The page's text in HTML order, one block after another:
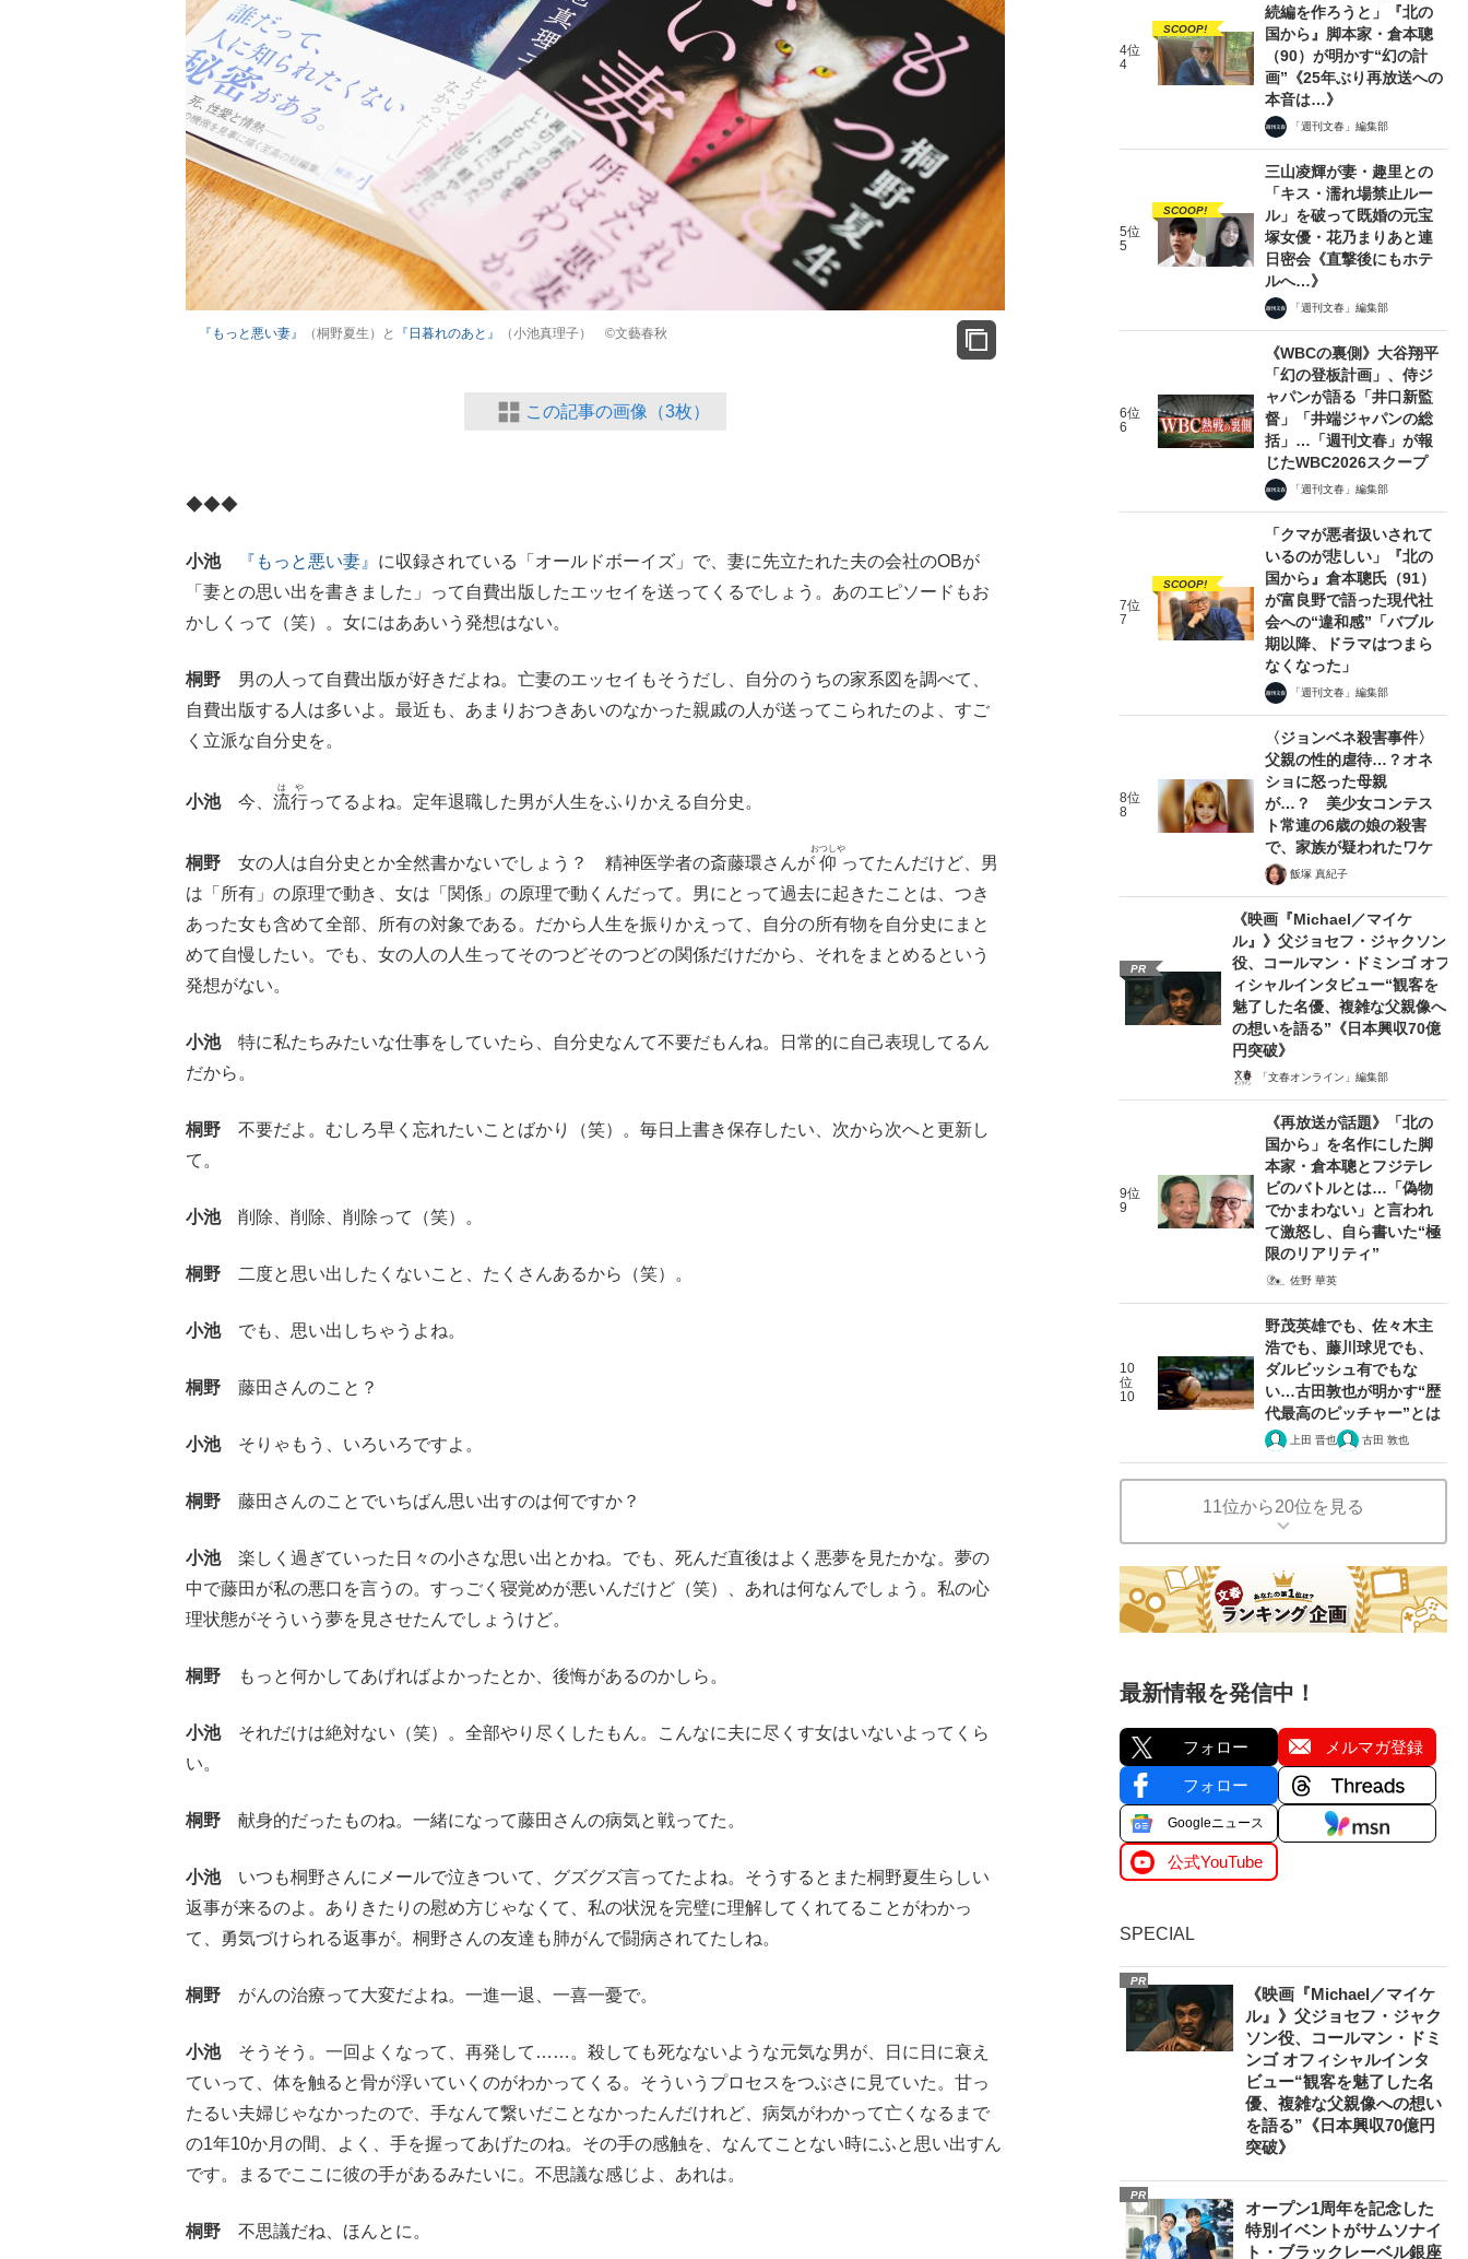
『もっと悪い妻』 （桐野夏生）と 『日暮れのあと』 （小池真理子） ©文藝春秋
この記事の画像（3枚）
◆◆◆
小池 『もっと悪い妻』 に収録されている「オールドボーイズ」で、妻に先立たれた夫の会社のOBが
「妻との思い出を書きました」って自費出版したエッセイを送ってくるでしょう。あのエピソードもお
かしくって（笑）。女にはああいう発想はない。
桐野 男の人って自費出版が好きだよね。亡妻のエッセイもそうだし、自分のうちの家系図を調べて、
自費出版する人は多いよ。最近も、あまりおつきあいのなかった親戚の人が送ってこられたのよ、すご
く立派な自分史を。
小池今、 流行
はや
ってるよね。定年退職した男が人生をふりかえる自分史。
桐野 女の人は自分史とか全然書かないでしょう？ 精神医学者の斎藤環さんが 仰
おつしや
ってたんだけど、男
は「所有」の原理で動き、女は「関係」の原理で動くんだって。男にとって過去に起きたことは、つき
あった女も含めて全部、所有の対象である。だから人生を振りかえって、自分の所有物を自分史にまと
めて自慢したい。でも、女の人の人生ってそのつどそのつどの関係だけだから、それをまとめるという
発想がない。
小池特に私たちみたいな仕事をしていたら、自分史なんて不要だもんね。日常的に自己表現してるん
だから。
桐野 不要だよ。むしろ早く忘れたいことばかり（笑）。毎日上書き保存したい、次から次へと更新し
て。
小池削除、削除、削除って（笑）。
桐野 二度と思い出したくないこと、たくさんあるから（笑）。
小池でも、思い出しちゃうよね。
桐野 藤田さんのこと？
小池そりゃもう、いろいろですよ。
桐野 藤田さんのことでいちばん思い出すのは何ですか？
小池楽しく過ぎていった日々の小さな思い出とかね。でも、死んだ直後はよく悪夢を見たかな。夢の
中で藤田が私の悪口を言うの。すっごく寝覚めが悪いんだけど（笑）、あれは何なんでしょう。私の心
理状態がそういう夢を見させたんでしょうけど。
桐野 もっと何かしてあげればよかったとか、後悔があるのかしら。
小池それだけは絶対ない（笑）。全部やり尽くしたもん。こんなに夫に尽くす女はいないよってくら
い。
桐野 献身的だったものね。一緒になって藤田さんの病気と戦ってた。
小池いつも桐野さんにメールで泣きついて、グズグズ言ってたよね。そうするとまた桐野夏生らしい
返事が来るのよ。ありきたりの慰め方じゃなくて、私の状況を完璧に理解してくれてることがわかっ
て、勇気づけられる返事が。桐野さんの友達も肺がんで闘病されてたしね。
桐野 がんの治療って大変だよね。一進一退、一喜一憂で。
小池そうそう。一回よくなって、再発して……。殺しても死なないような元気な男が、日に日に衰え
ていって、体を触ると骨が浮いていくのがわかってくる。そういうプロセスをつぶさに見ていた。甘っ
たるい夫婦じゃなかったので、手なんて繋いだことなかったんだけれど、病気がわかって亡くなるまで
の1年10か月の間、よく、手を握ってあげたのね。その手の感触を、なんてことない時にふと思い出すん
です。まるでここに彼の手があるみたいに。不思議な感じよ、あれは。
桐野 不思議だね、ほんとに。
4位
4
SCOOP!
続編を作ろうと」『北の
国から』脚本家・倉本聰
（90）が明かす“幻の計
画”《25年ぶり再放送への
本音は…》
「週刊文春」編集部
5位
5
SCOOP!
三山凌輝が妻・趣里との
「キス・濡れ場禁止ルー
ル」を破って既婚の元宝
塚女優・花乃まりあと連
日密会《直撃後にもホテ
ルへ…》
「週刊文春」編集部
6位
6
《WBCの裏側》大谷翔平
「幻の登板計画」、侍ジ
ャパンが語る「井口新監
督」「井端ジャパンの総
括」…「週刊文春」が報
じたWBC2026スクープ
「週刊文春」編集部
7位
7
SCOOP!
「クマが悪者扱いされて
いるのが悲しい」『北の
国から』倉本聰氏（91）
が富良野で語った現代社
会への“違和感”「バブル
期以降、ドラマはつまら
なくなった」
「週刊文春」編集部
8位
8
〈ジョンベネ殺害事件〉
父親の性的虐待…？オネ
ショに怒った母親
が…？ 美少女コンテス
ト常連の6歳の娘の殺害
で、家族が疑われたワケ
飯塚 真紀子
PR
《映画『Michael／マイケ
ル』》父ジョセフ・ジャクソン
役、コールマン・ドミンゴ オフ
ィシャルインタビュー“観客を
魅了した名優、複雑な父親像へ
の想いを語る”《日本興収70億
円突破》
「文春オンライン」編集部
9位
9
《再放送が話題》「北の
国から」を名作にした脚
本家・倉本聰とフジテレ
ビのバトルとは…「偽物
でかまわない」と言われ
て激怒し、自ら書いた“極
限のリアリティ”
佐野 華英
10
位
10
野茂英雄でも、佐々木主
浩でも、藤川球児でも、
ダルビッシュ有でもな
い…古田敦也が明かす“歴
代最高のピッチャー”とは
上田 晋也 古田 敦也
11位から20位を見る
最新情報を発信中！
フォロー メルマガ登録
フォロー
Googleニュース
公式YouTube
SPECIAL
PR
《映画『Michael／マイケ
ル』》父ジョセフ・ジャク
ソン役、コールマン・ドミ
ンゴ オフィシャルインタ
ビュー“観客を魅了した名
優、複雑な父親像への想い
を語る”《日本興収70億円
突破》
PR
オープン1周年を記念した
特別イベントがサムソナイ
ト・ブラックレーベル銀座